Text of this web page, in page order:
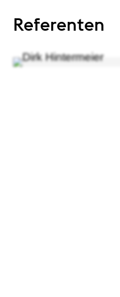
Referenten